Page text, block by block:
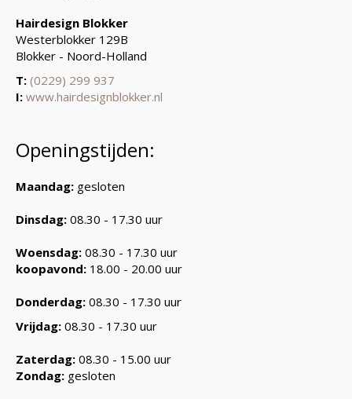
Hairdesign Blokker
Westerblokker 129B
Blokker - Noord-Holland
T: (0229) 299 937
I: www.hairdesignblokker.nl
Openingstijden:
Maandag: gesloten
Dinsdag: 08.30 - 17.30 uur
Woensdag: 08.30 - 17.30 uur
koopavond: 18.00 - 20.00 uur
Donderdag: 08.30 - 17.30 uur
Vrijdag: 08.30 - 17.30 uur
Zaterdag: 08.30 - 15.00 uur
Zondag: gesloten